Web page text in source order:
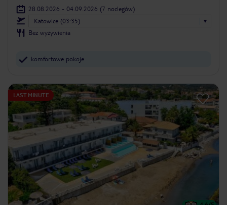
28.08.2026 - 04.09.2026 (7 noclegów)
Katowice (03:35)
Bez wyżywienia
komfortowe pokoje
LAST MINUTE